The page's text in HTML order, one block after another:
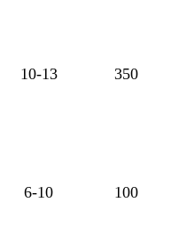
10-13 350
6-10 100